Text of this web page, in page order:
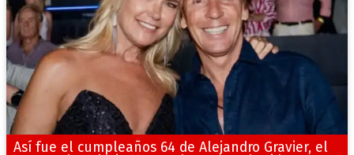
Así fue el cumpleaños 64 de Alejandro Gravier, el